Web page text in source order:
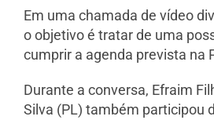
Em uma chamada de vídeo
o objetivo é tratar de uma
cumprir a agenda prevista na
Durante a conversa, Efraim
Silva (PL) também participou